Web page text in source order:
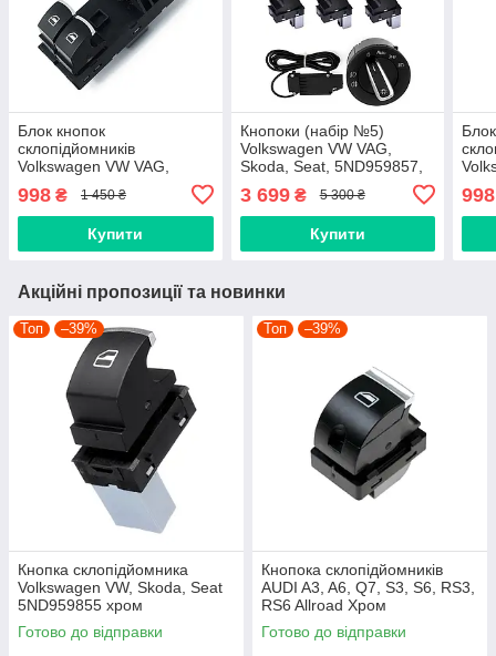
Блок кнопок
склопідйомників
Volkswagen VW VAG,
Skoda, Seat 5ND959857,
1K4959857, 5K4959857,
1Z0959858 хром
998 ₴ 1 450 ₴
Купити
Кнопоки (набір №5)
Volkswagen VW VAG,
Skoda, Seat, 5ND959857,
5K4959857, 1Z0959858,
5ND959855, 5ND941431
Хром
3 699₴ 5 300 ₴
Купити
998
Акційні пропозиції та новинки
Топ –39%
Кнопка склопідйомника
Volkswagen VW, Skoda, Seat
5ND959855 хром
Готово до відправки
Топ –39%
Кнопока склопідйомників
AUDI A3, A6, Q7, S3, S6, RS3,
RS6 Allroad Хром
4F0959855B, 4F0959855,
4F0959855A
Готово до відправки